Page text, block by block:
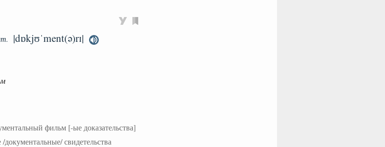
|dɒkjʊˈment(ə)rɪ|
фильм [-ые доказательства]
свидетельства